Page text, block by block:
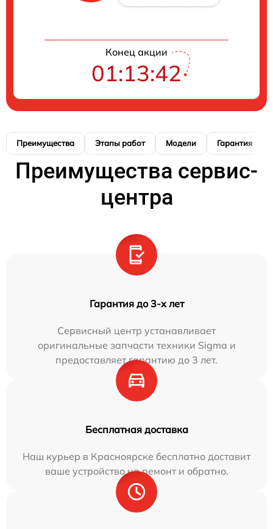
Конец акции
01:13:41
Преимущества Этапы работ Модели Гарантия
Преимущества сервис-
центра
Гарантия до 3-х лет
Сервисный центр устанавливает
оригинальные запчасти техники Sigma и
предоставляет гарантию до 3 лет.
Бесплатная доставка
Наш курьер в Красноярске бесплатно доставит
ваше устройство на ремонт и обратно.